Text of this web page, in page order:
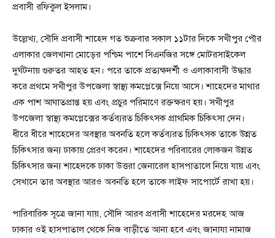
প্রবাসী রফিকুল ইসলাম।
উল্লেখ্য, সৌদি প্রবাসী শাহেদ গত শুক্রবার সকাল ১১টার দিকে সখীপুর পৌর
এলাকার জেলখানা মোড়ের পশ্চিম পাশে সিএনজির সঙ্গে মোটরসাইকেল
দুর্ঘটনায় গুরুতর আহত হন। পরে তাকে প্রত্যক্ষদর্শী ও এলাকাবাসী উদ্ধার
করে প্রথমে সখীপুর উপজেলা স্বাস্থ্য কমপ্লেক্সে নিয়ে আসে। শাহেদের মাথার
এক পাশ আঘাতপ্রাপ্ত হয় এবং প্রচুর পরিমাণে রক্তক্ষরণ হয়। সখীপুর
উপজেলা স্বাস্থ্য কমপ্লেক্সের কর্তব্যরত চিকিৎসক প্রাথমিক চিকিৎসা দেন।
ধীরে ধীরে শাহেদের অবস্থার অবনতি হলে কর্তব্যরত চিকিৎসক তাকে উন্নত
চিকিৎসার জন্য ঢাকায় প্রেরণ করেন। শাহেদের পরিবারের লোকজন উন্নত
চিকিৎসার জন্য শাহেদকে ঢাকা উত্তরা জেনারেল হাসপাতালে নিয়ে যায় এবং
সেখানে তার অবস্থার আরও অবনতি হলে তাকে লাইফ সাপোর্টে রাখা হয়।
পারিবারিক সূত্রে জানা যায়, সৌদি আরব প্রবাসী শাহেদের মরদেহ আজ
ঢাকার ওই হাসপাতাল থেকে নিজ বাড়ীতে আনা হবে এবং জানাযা নামাজ